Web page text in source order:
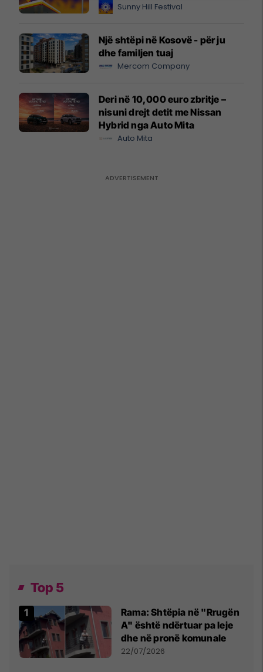
Sunny Hill Festival
Një shtëpi në Kosovë - për ju
dhe familjen tuaj
Mercom Company
Deri në 10,000 euro zbritje –
nisuni drejt detit me Nissan
Hybrid nga Auto Mita
Auto Mita
Top 5
Rama: Shtëpia në "Rrugën
A" është ndërtuar pa leje
dhe në pronë komunale
22/07/2026